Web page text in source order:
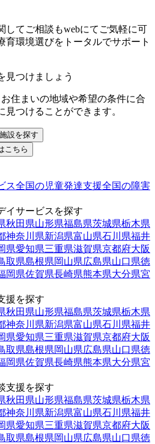
してご相談もwebにてご気軽に可
育環境選びをトータルでサポート
見つけましょう
住まいの地域や希望の条件に合
つけることができます。
設を探す
こちら
ス全国の児童発達支援全国の障害
イサービスを探す
秋田県山形県福島県茨城県栃木県
神奈川県新潟県富山県石川県福井
県愛知県三重県滋賀県京都府大阪
取県島根県岡山県広島県山口県徳
岡県佐賀県長崎県熊本県大分県宮
援を探す
秋田県山形県福島県茨城県栃木県
神奈川県新潟県富山県石川県福井
県愛知県三重県滋賀県京都府大阪
取県島根県岡山県広島県山口県徳
岡県佐賀県長崎県熊本県大分県宮
支援を探す
秋田県山形県福島県茨城県栃木県
神奈川県新潟県富山県石川県福井
県愛知県三重県滋賀県京都府大阪
取県島根県岡山県広島県山口県徳